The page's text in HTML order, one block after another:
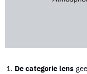
De categorie lens